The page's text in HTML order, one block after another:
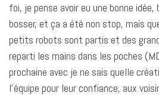
foi, je pense avoir eu une bonne
bosser, et ça a été non stop, mais
petits robots sont partis et des
reparti les mains dans les poches
prochaine avec je ne sais quelle
l’équipe pour leur confiance, aux